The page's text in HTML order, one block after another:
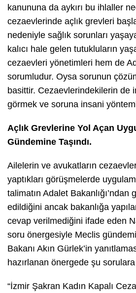
kanununa da aykırı bu ihlaller
cezaevlerinde açlık grevleri
nedeniyle sağlık sorunları
kalıcı hale gelen tutukluların
cezaevleri yönetimleri hem de
sorumludur. Oysa sorunun
basittir. Cezaevlerindekilerin de
görmek ve soruna insani
Açlık Grevlerine Yol Açan
Gündemine Taşındı.
Ailelerin ve avukatların
yaptıkları görüşmelerde
talimatın Adalet Bakanlığı’ndan
edildiğini ancak bakanlığa
cevap verilmediğini ifade eden
soru önergesiyle Meclis
Bakanı Akın Gürlek’in
hazırlanan önergede şu
“İzmir Şakran Kadın Kapalı